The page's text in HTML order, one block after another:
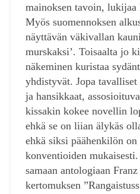
mainoksen tavoin, lukijaa
Myös suomennoksen
näyttävän väkivallan
murskaksi’. Toisaalta jo
näkeminen kuristaa
yhdistyvät. Jopa tavalliset
ja hansikkaat,
kissakin kokee novellin
ehkä se on liian älykäs
ehkä siksi päähenkilön on
konventioiden
samaan antologiaan
kertomuksen